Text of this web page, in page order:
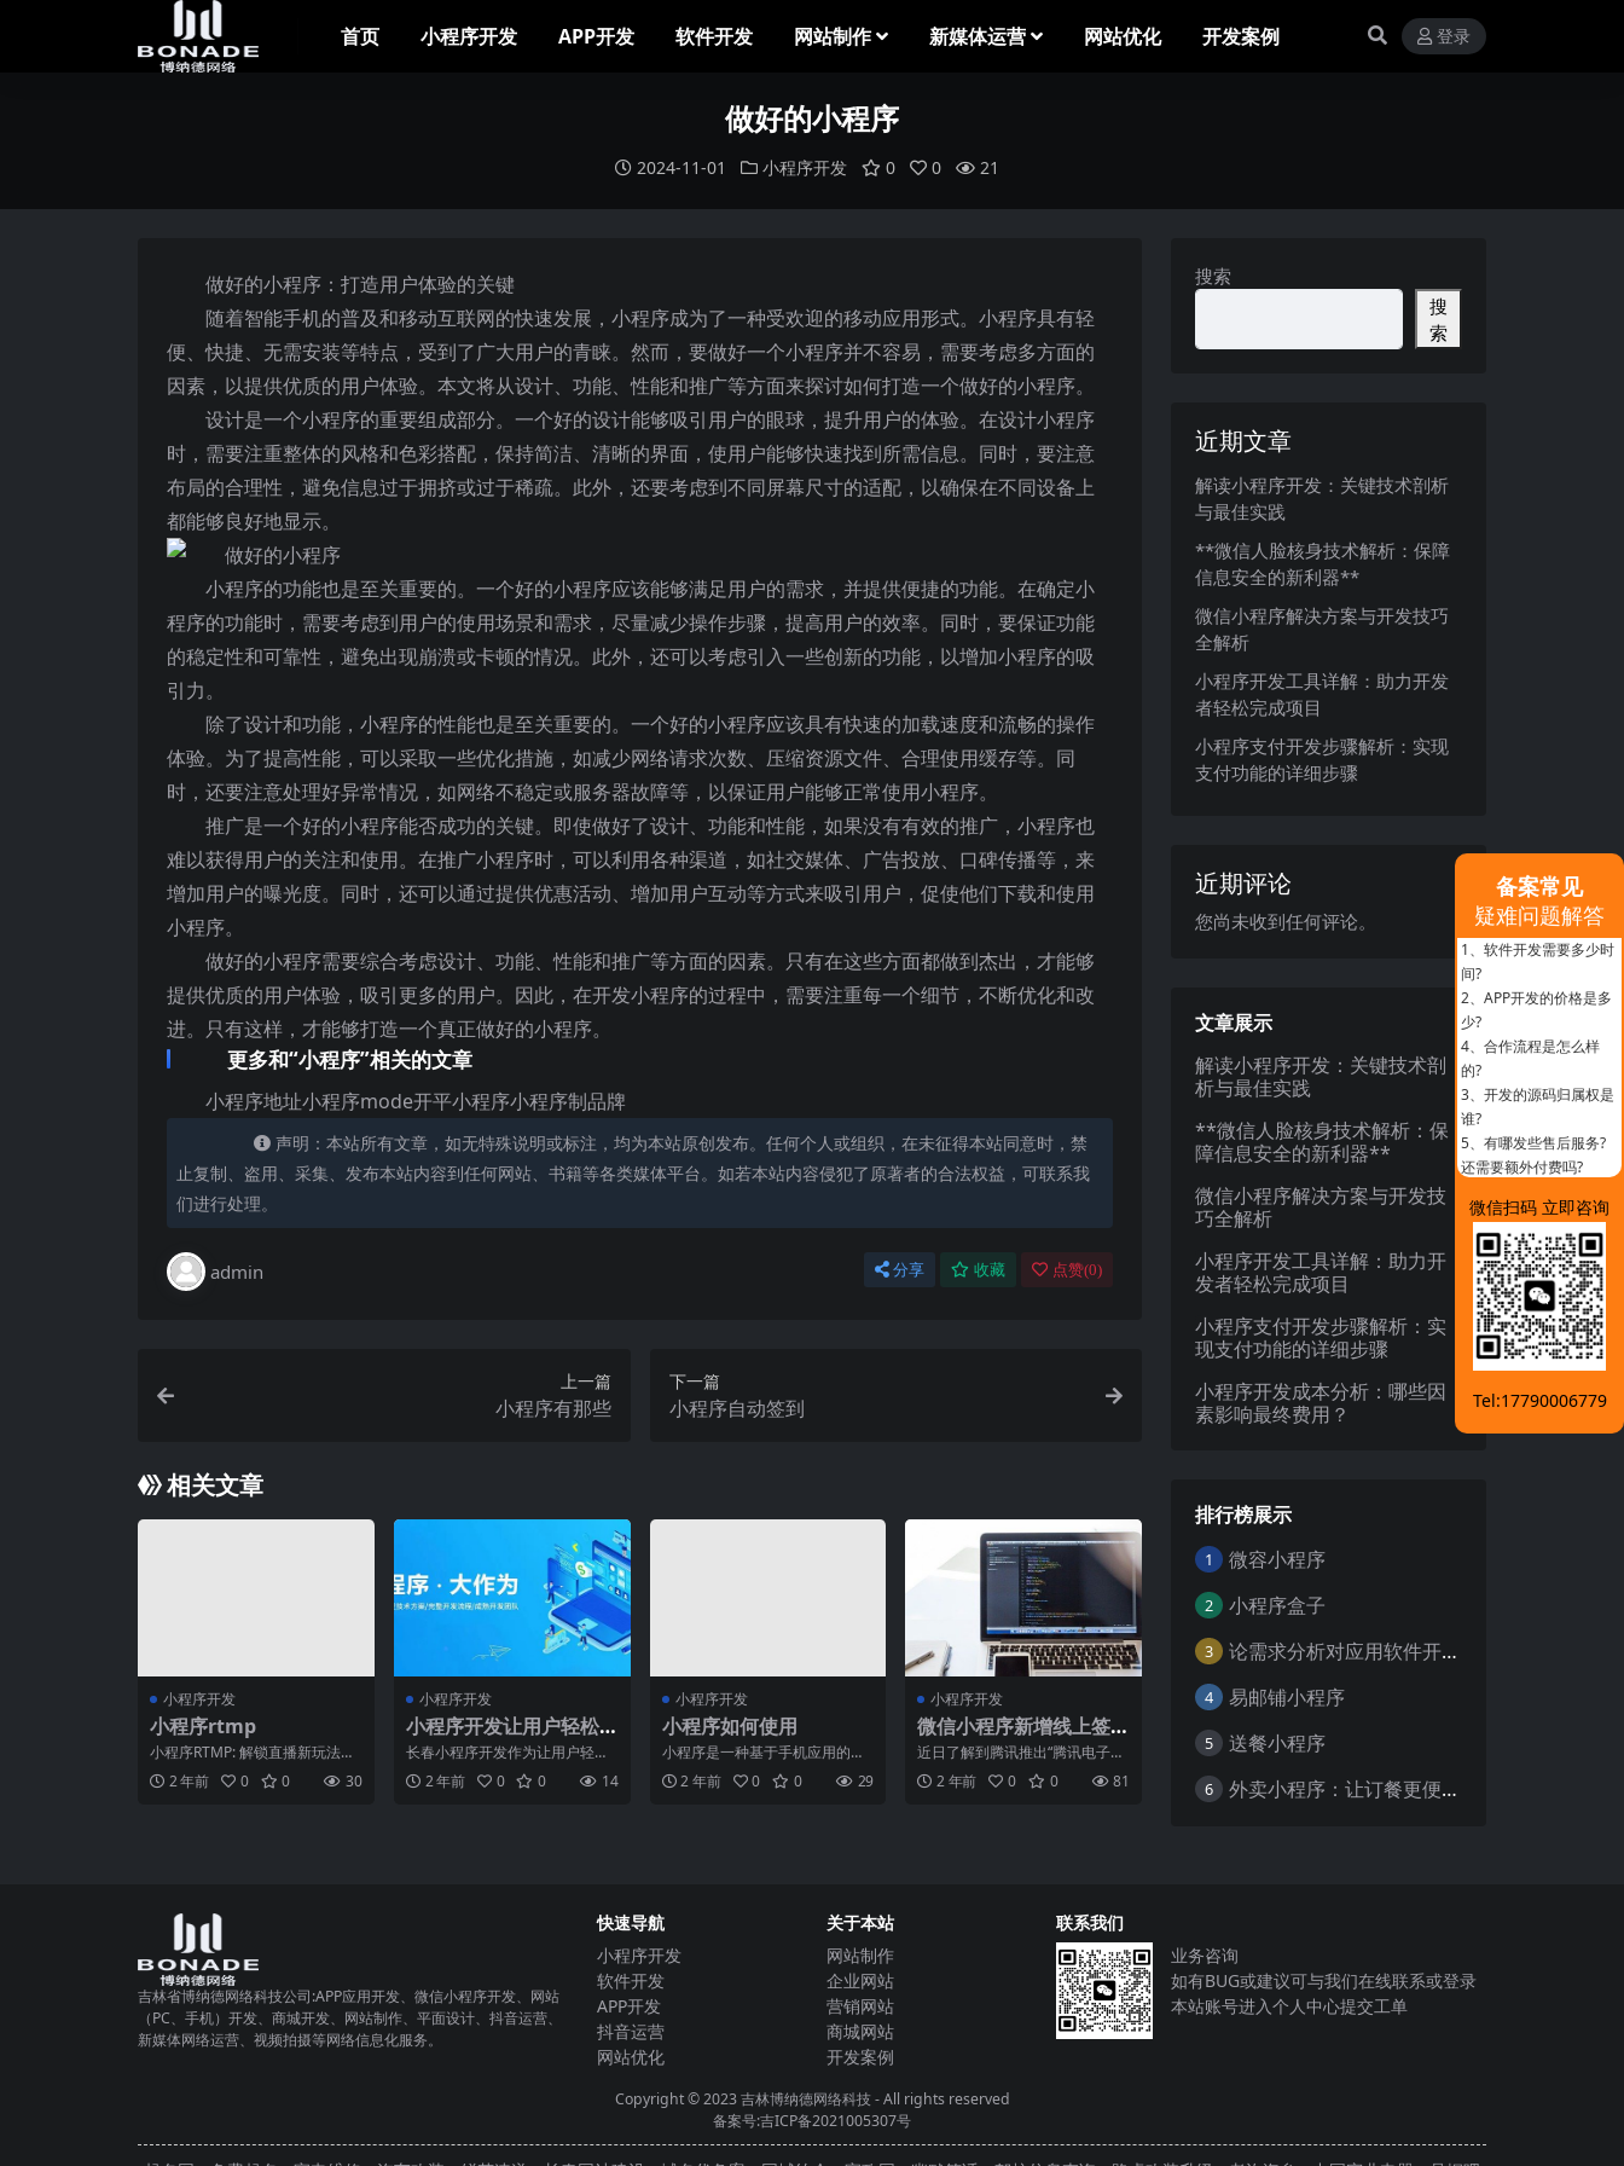
首页 小程序开发 APP开发 软件开发 网站制作 新媒体运营 网站优化 开发案例 登录
做好的小程序
2024-11-01 小程序开发 0 0 21
做好的小程序：打造用户体验的关键
随着智能手机的普及和移动互联网的快速发展，小程序成为了一种受欢迎的移动应用形式。小程序具有轻
便、快捷、无需安装等特点，受到了广大用户的青睐。然而，要做好一个小程序并不容易，需要考虑多方面的
因素，以提供优质的用户体验。本文将从设计、功能、性能和推广等方面来探讨如何打造一个做好的小程序。
设计是一个小程序的重要组成部分。一个好的设计能够吸引用户的眼球，提升用户的体验。在设计小程序
时，需要注重整体的风格和色彩搭配，保持简洁、清晰的界面，使用户能够快速找到所需信息。同时，要注意
布局的合理性，避免信息过于拥挤或过于稀疏。此外，还要考虑到不同屏幕尺寸的适配，以确保在不同设备上
都能够良好地显示。
小程序的功能也是至关重要的。一个好的小程序应该能够满足用户的需求，并提供便捷的功能。在确定小
程序的功能时，需要考虑到用户的使用场景和需求，尽量减少操作步骤，提高用户的效率。同时，要保证功能
的稳定性和可靠性，避免出现崩溃或卡顿的情况。此外，还可以考虑引入一些创新的功能，以增加小程序的吸
引力。
除了设计和功能，小程序的性能也是至关重要的。一个好的小程序应该具有快速的加载速度和流畅的操作
体验。为了提高性能，可以采取一些优化措施，如减少网络请求次数、压缩资源文件、合理使用缓存等。同
时，还要注意处理好异常情况，如网络不稳定或服务器故障等，以保证用户能够正常使用小程序。
推广是一个好的小程序能否成功的关键。即使做好了设计、功能和性能，如果没有有效的推广，小程序也
难以获得用户的关注和使用。在推广小程序时，可以利用各种渠道，如社交媒体、广告投放、口碑传播等，来
增加用户的曝光度。同时，还可以通过提供优惠活动、增加用户互动等方式来吸引用户，促使他们下载和使用
小程序。
做好的小程序需要综合考虑设计、功能、性能和推广等方面的因素。只有在这些方面都做到杰出，才能够
提供优质的用户体验，吸引更多的用户。因此，在开发小程序的过程中，需要注重每一个细节，不断优化和改
进。只有这样，才能够打造一个真正做好的小程序。
更多和“小程序”相关的文章
小程序地址小程序mode开平小程序小程序制品牌
声明：本站所有文章，如无特殊说明或标注，均为本站原创发布。任何个人或组织，在未征得本站同意时，禁
止复制、盗用、采集、发布本站内容到任何网站、书籍等各类媒体平台。如若本站内容侵犯了原著者的合法权益，可联系我
们进行处理。
admin 分享 收藏 点赞(0)
上一篇
小程序有那些
下一篇
小程序自动签到
相关文章
小程序开发
小程序rtmp
小程序RTMP: 解锁直播新玩法引
言近年来，随着移动互联网的高
速发展，实时传输协
2 年前 0 0 30
小程序开发
小程序开发让用户轻松
享受智能化生活的解决
方案
长春小程序开发作为让用户轻松
享受智能化生活的解决方案，在
现代社会中扮演着越来越重
2 年前 0 0 14
小程序开发
小程序如何使用
小程序是一种基于手机应用的新
型应用形态，其于2016年由微信
推出，并在短时间内迅
2 年前 0 0 29
小程序开发
微信小程序新增线上签
订租房合同功能很便捷
近日了解到腾讯推出“腾讯电子
签”平台，可以通过网页以及微
2 年前 0 0 81
搜索
搜
索
近期文章
解读小程序开发：关键技术剖析
与最佳实践
**微信人脸核身技术解析：保障
信息安全的新利器**
微信小程序解决方案与开发技巧
全解析
小程序开发工具详解：助力开发
者轻松完成项目
小程序支付开发步骤解析：实现
支付功能的详细步骤
近期评论
您尚未收到任何评论。
文章展示
解读小程序开发：关键技术剖
析与最佳实践
**微信人脸核身技术解析：保
障信息安全的新利器**
微信小程序解决方案与开发技
巧全解析
小程序开发工具详解：助力开
发者轻松完成项目
小程序支付开发步骤解析：实
现支付功能的详细步骤
小程序开发成本分析：哪些因
素影响最终费用？
排行榜展示
1 微容小程序
2 小程序盒子
3 论需求分析对应用软件开发的重要性
4 易邮铺小程序
5 送餐小程序
6 外卖小程序：让订餐更便捷，吃货的福音
吉林省博纳德网络科技公司:APP应用开发、微信小程序开发、网站
（PC、手机）开发、商城开发、网站制作、平面设计、抖音运营、
新媒体网络运营、视频拍摄等网络信息化服务。
快速导航
小程序开发
软件开发
APP开发
抖音运营
网站优化
关于本站
网站制作
企业网站
营销网站
商城网站
开发案例
联系我们
业务咨询
如有BUG或建议可与我们在线联系或登录
本站账号进入个人中心提交工单
Copyright © 2023吉林博纳德网络科技- All rights reserved
备案号:吉ICP备2021005307号
备案常见
疑难问题解答
1、 软件开发需要多少时
间?
2、 APP开发的价格是多
少?
4、 合作流程是怎么样
的?
3、 开发的源码归属权是
谁?
5、 有哪发些售后服务?
还需要额外付费吗?
微信扫码 立即咨询
Tel:17790006779